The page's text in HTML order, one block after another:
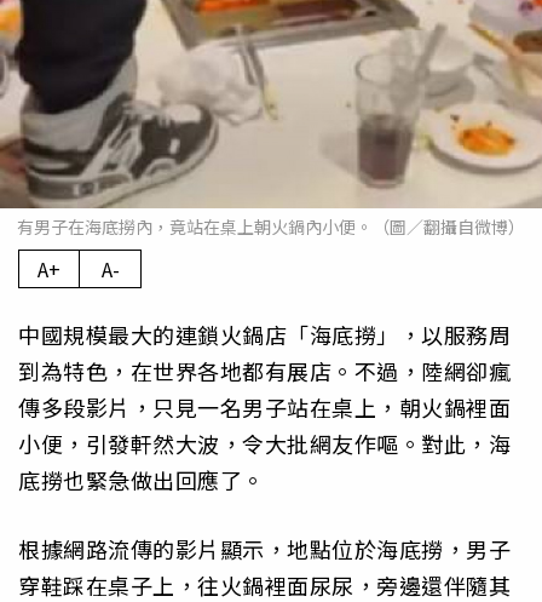
有男子在海底撈內，竟站在桌上朝火鍋內小便。（圖／翻攝自微博）
A+ A-
中國規模最大的連鎖火鍋店「海底撈」，以服務周
到為特色，在世界各地都有展店。不過，陸網卻瘋
傳多段影片，只見一名男子站在桌上，朝火鍋裡面
小便，引發軒然大波，令大批網友作嘔。對此，海
底撈也緊急做出回應了。
根據網路流傳的影片顯示，地點位於海底撈，男子
穿鞋踩在桌子上，往火鍋裡面尿尿，旁邊還伴隨其